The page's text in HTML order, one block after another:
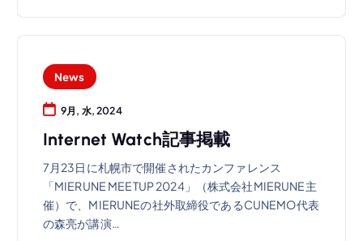
News
9月, 水, 2024
Internet Watch記事掲載
7月23日に札幌市で開催されたカンファレンス
「MIERUNE MEETUP 2024」（株式会社MIERUNE主
催）で、MIERUNEの社外取締役であるCUNEMO代表
の森亮が講演…